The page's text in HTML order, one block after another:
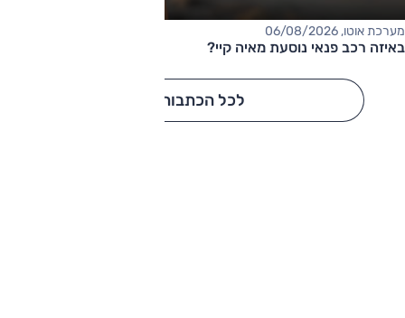
מערכת אוטו, 06/08/2026
באיזה רכב פנאי נוסעת מאיה קיי?
לכל הכתבות